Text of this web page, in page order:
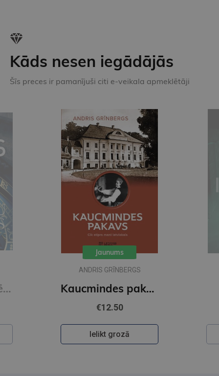
Kāds nesen iegādājās
Šīs preces ir pamanījuši citi e-veikala apmeklētāji
Noslēpumu noslēpums
Jaunums
ANDRIS GRĪNBERGS
Kaucmindes pakavs
€12.50
Ielikt grozā